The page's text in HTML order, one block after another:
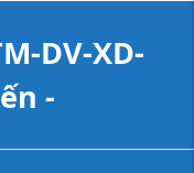
DV-XD-
-